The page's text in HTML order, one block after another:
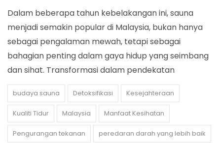
Dalam beberapa tahun kebelakangan ini, sauna
menjadi semakin popular di Malaysia, bukan hanya
sebagai pengalaman mewah, tetapi sebagai
bahagian penting dalam gaya hidup yang seimbang
dan sihat. Transformasi dalam pendekatan
budaya sauna Detoksifikasi Kesejahteraan
Kualiti Tidur Malaysia Manfaat Kesihatan
Pengurangan tekanan peredaran darah yang lebih baik